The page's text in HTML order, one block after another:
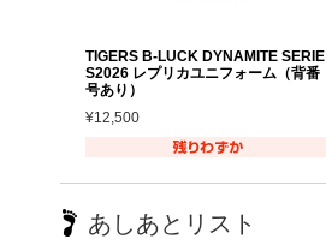
TIGERS B-LUCK DYNAMITE SERIE
S2026 レプリカユニフォーム（背番
号あり）
¥12,500
あしあとリスト